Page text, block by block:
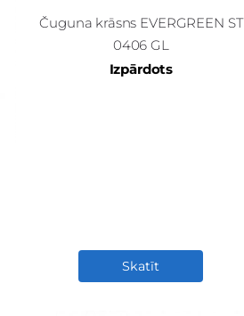
Čuguna krāsns EVERGREEN ST
0406 GL
Izpārdots
Skatīt